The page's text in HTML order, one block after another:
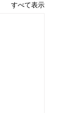
すべて表示